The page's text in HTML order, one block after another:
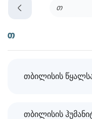
თ
თბილისის
თბილისის